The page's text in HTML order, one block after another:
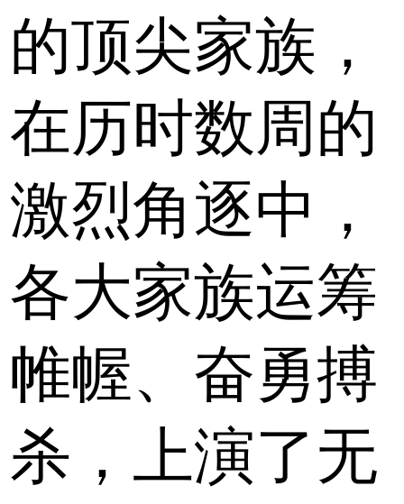
的顶尖家族，
在历时数周的
激烈角逐中，
各大家族运筹
帷幄、奋勇搏
杀，上演了无